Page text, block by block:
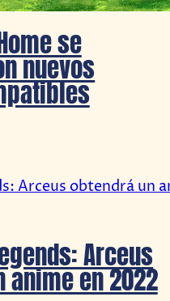
se
nuevos
Arceus
anime en 2022